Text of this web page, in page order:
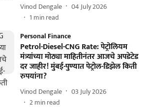
Vinod Dengale
04 July 2026
1 min read
Personal Finance
Petrol-Diesel-CNG Rate: पेट्रोलियम
मंत्र्यांच्या मोठ्या माहितीनंतर आजचे अपडेटेड
दर जाहीर! मुंबई-पुण्यात पेट्रोल-डिझेल किती
रुपयांना?
Vinod Dengale
03 July 2026
2min read